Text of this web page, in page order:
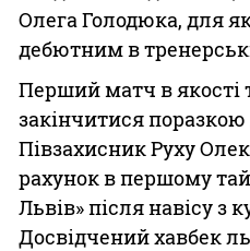
Олега Голодюка, для
дебютним в
Перший матч в якості
закінчитися
Півзахисник Руху
рахунок в першому
Львів» після навісу з
Досвідчений хавбек